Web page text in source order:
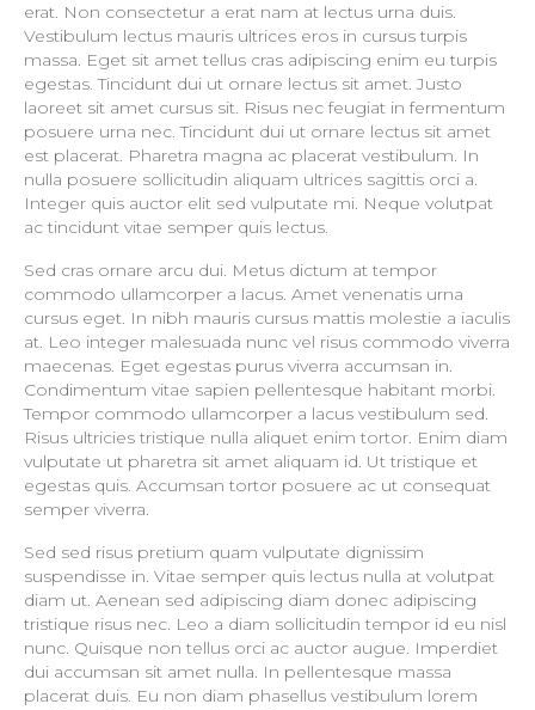
erat. Non consectetur a erat nam at lectus urna duis.
Vestibulum lectus mauris ultrices eros in cursus turpis
massa. Eget sit amet tellus cras adipiscing enim eu turpis
egestas. Tincidunt dui ut ornare lectus sit amet. Justo
laoreet sit amet cursus sit. Risus nec feugiat in fermentum
posuere urna nec. Tincidunt dui ut ornare lectus sit amet
est placerat. Pharetra magna ac placerat vestibulum. In
nulla posuere sollicitudin aliquam ultrices sagittis orci a.
Integer quis auctor elit sed vulputate mi. Neque volutpat
ac tincidunt vitae semper quis lectus.
Sed cras ornare arcu dui. Metus dictum at tempor
commodo ullamcorper a lacus. Amet venenatis urna
cursus eget. In nibh mauris cursus mattis molestie a iaculis
at. Leo integer malesuada nunc vel risus commodo viverra
maecenas. Eget egestas purus viverra accumsan in.
Condimentum vitae sapien pellentesque habitant morbi.
Tempor commodo ullamcorper a lacus vestibulum sed.
Risus ultricies tristique nulla aliquet enim tortor. Enim diam
vulputate ut pharetra sit amet aliquam id. Ut tristique et
egestas quis. Accumsan tortor posuere ac ut consequat
semper viverra.
Sed sed risus pretium quam vulputate dignissim
suspendisse in. Vitae semper quis lectus nulla at volutpat
diam ut. Aenean sed adipiscing diam donec adipiscing
tristique risus nec. Leo a diam sollicitudin tempor id eu nisl
nunc. Quisque non tellus orci ac auctor augue. Imperdiet
dui accumsan sit amet nulla. In pellentesque massa
placerat duis. Eu non diam phasellus vestibulum lorem